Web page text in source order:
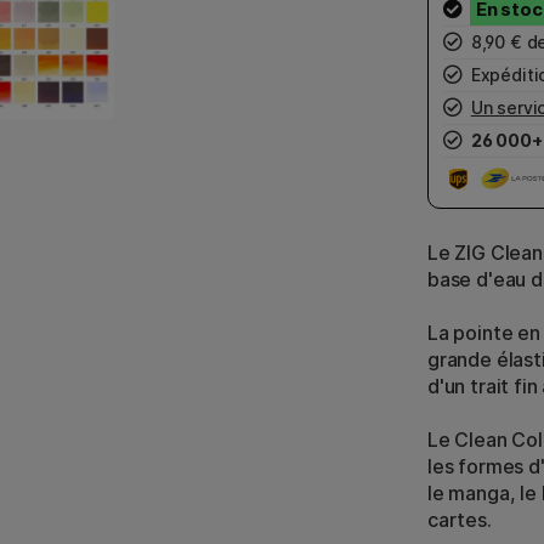
8,90 €
Un
26 000+
Le ZIG
base d'eau
La pointe
grande
d'un trait fin
Le Clean
les formes
le manga,
cartes.